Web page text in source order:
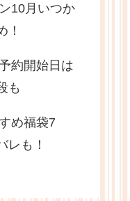
10月いつか
！
約開始日は
も
め福袋7
レも！